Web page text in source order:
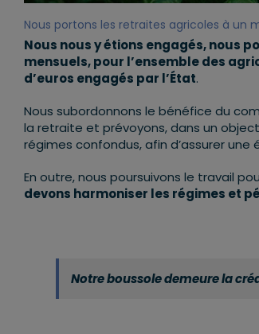
Nous portons les retraites agricoles à un
Nous nous y étions engagés, nous
mensuels, pour l’ensemble des
d’euros engagés par l’État.
Nous subordonnons le bénéfice du
la retraite et prévoyons, dans un
régimes confondus, afin d’assurer
En outre, nous poursuivons le travail
devons harmoniser les régimes et
Notre boussole demeure la